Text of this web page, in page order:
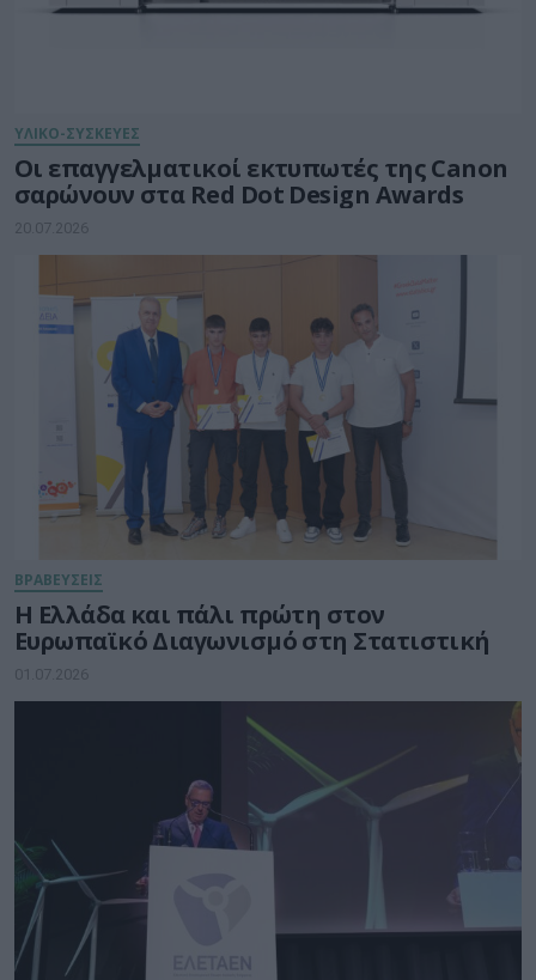
ΥΛΙΚΟ-ΣΥΣΚΕΥΕΣ
Οι επαγγελματικοί εκτυπωτές της Canon
σαρώνουν στα Red Dot Design Awards
20.07.2026
ΒΡΑΒΕΥΣΕΙΣ
Η Ελλάδα και πάλι πρώτη στον
Ευρωπαϊκό Διαγωνισμό στη Στατιστική
01.07.2026